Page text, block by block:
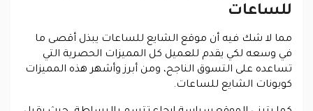
للساعات
مما لا شك فيه أن موقع الشايع للساعات يبذل أقصى ما
في وسعه لكي يقدم للعميل كل المميزات الحصرية التي
تساعده على التسوق الناجح، ومن أبرز وأشهر هذه المميزات
كوبونات الشايع للساعات.